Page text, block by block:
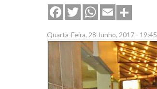
FacebookTwitterWhatsApp
Email
Quarta-Feira, 28 Junho, 2017 - 19:45